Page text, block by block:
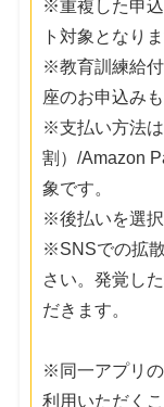
※重複した申
ト対象となりま
※教育訓練給
座のお申込み
※支払い方法
割）/Amazon
象です。
※後払いを選択
※SNSでの拡
さい。発覚し
だきます。
※同一アプリ
利用いただく